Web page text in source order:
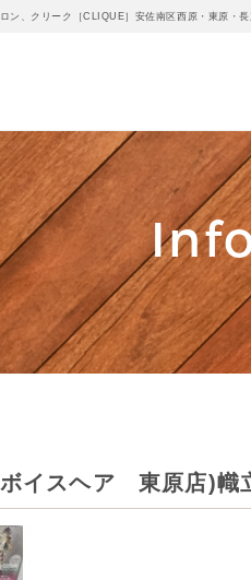
ン、クリーク［CLIQUE］安佐南区西原・東原・
イスヘア 東原店)